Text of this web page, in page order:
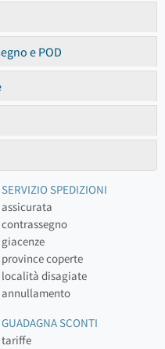
e POD
SERVIZIO SPEDIZIONI
assicurata
contrassegno
giacenze
province coperte
località disagiate
annullamento
GUADAGNA SCONTI
tariffe